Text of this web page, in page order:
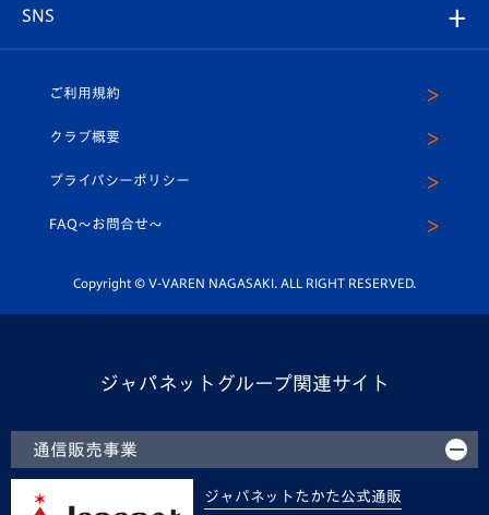
ホームタウン
平和祈念活動
ホームタウン活動
U-18
スクール
SNS
ヴィヴィくんインスタグラム
公式LINE＠
ご利用規約
クラブ概要
プライバシーポリシー
FAQ〜お問合せ〜
Copyright © V-VAREN NAGASAKI. ALL RIGHT RESERVED.
ジャパネットグループ関連サイト
通信販売事業
ジャパネットたかた公式通販